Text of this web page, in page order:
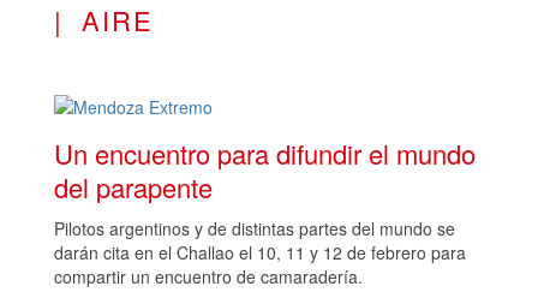
AIRE
Un encuentro para difundir el mundo
del parapente
Pilotos argentinos y de distintas partes del mundo se
darán cita en el Challao el 10, 11 y 12 de febrero para
compartir un encuentro de camaradería.